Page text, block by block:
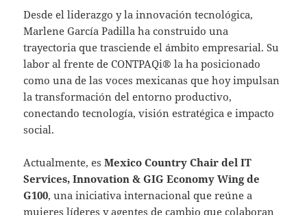
Desde el liderazgo y la innovación tecnológica,
Marlene García Padilla ha construido una
trayectoria que trasciende el ámbito empresarial. Su
labor al frente de CONTPAQi® la ha posicionado
como una de las voces mexicanas que hoy impulsan
la transformación del entorno productivo,
conectando tecnología, visión estratégica e impacto
social.
Actualmente, esMexico Country Chair del IT
Services, Innovation & GIG Economy Wing de
G100, una iniciativa internacional que reúne a
mujeres líderes y agentes de cambio que colaboran